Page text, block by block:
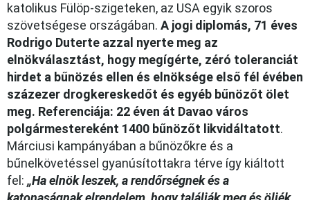
katolikus Fülöp-szigeteken, az USA egyik szoros
szövetségese országában. A jogi diplomás, 71 éves
Rodrigo Duterte azzal nyerte meg az
elnökválasztást, hogy megígérte, zéró toleranciát
hirdet a bűnözés ellen és elnöksége első fél évében
százezer drogkereskedőt és egyéb bűnözőt ölet
meg. Referenciája: 22 éven át Davao város
polgármestereként 1400 bűnözőt likvidáltatott.
Márciusi kampányában a bűnözőkre és a
bűnelkövetéssel gyanúsítottakra térve így kiáltott
fel: „Ha elnök leszek, a rendőrségnek és a